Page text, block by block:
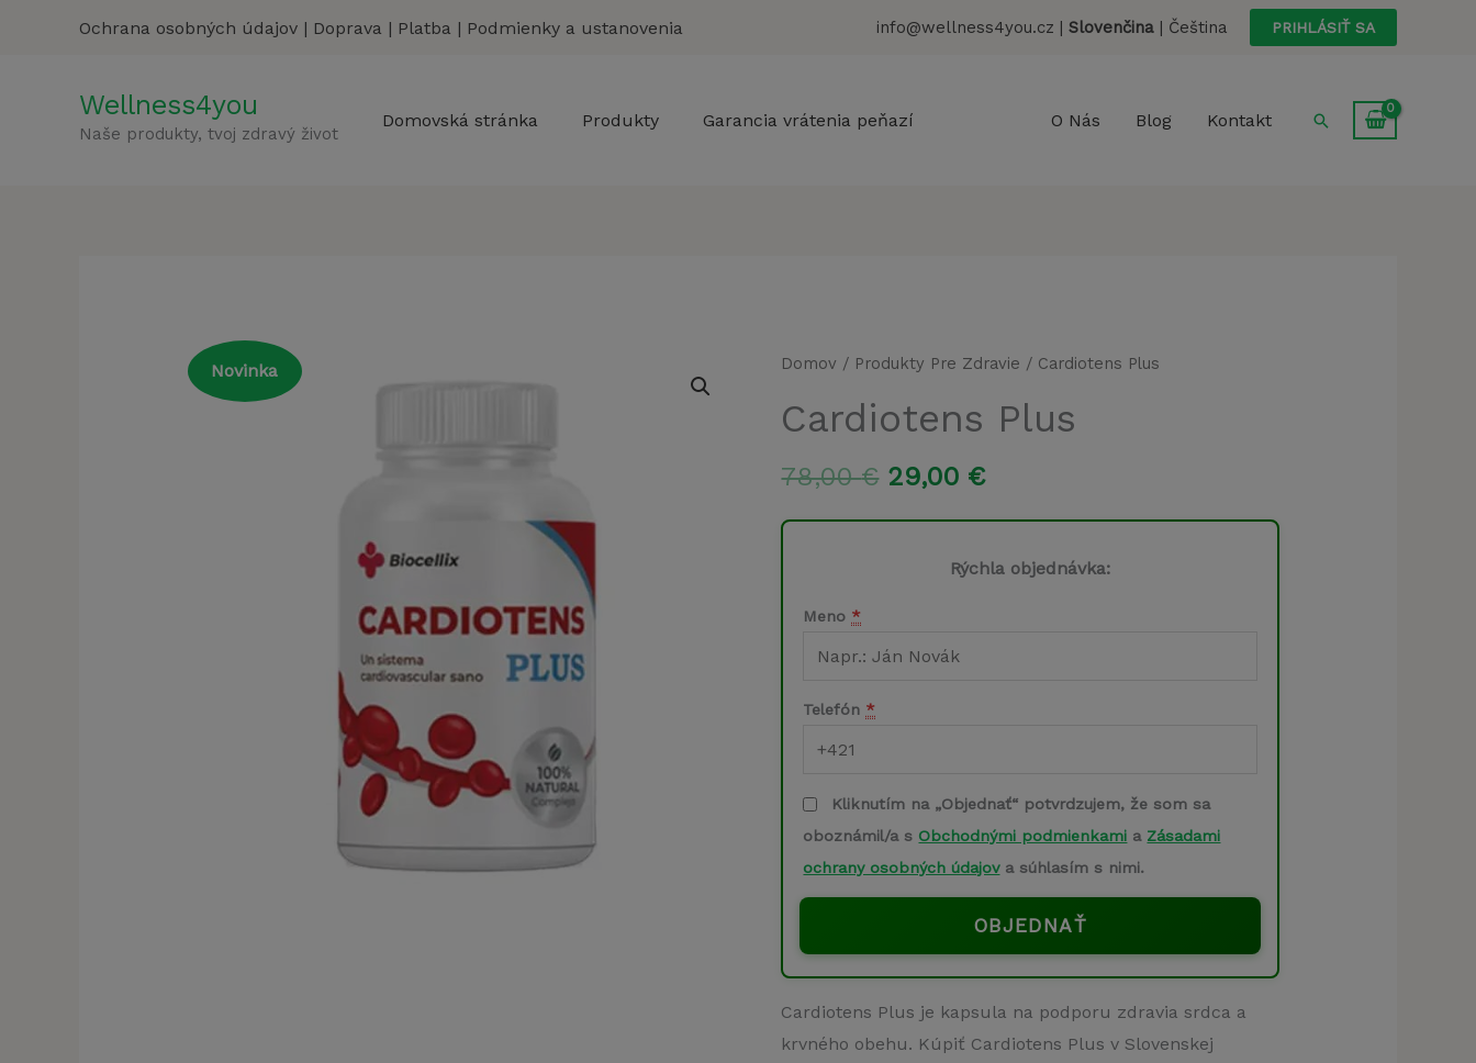
Ochrana osobných údajov | Doprava | Platba | Podmienky a ustanovenia info@wellness4you.cz | Slovenčina | Čeština PRIHLÁSIŤ SA
Wellness4you
Naše produkty, tvoj zdravý život
Domovská stránka Produkty Garancia vrátenia peňazí O Nás Blog Kontakt Hľadať
Novinka Domov / Produkty Pre Zdravie / Cardiotens Plus
Cardiotens Plus
78,00€ Pôvodná
cena
29,00 €Aktuálna
cena
je:
Rýchla objednávka:
Meno *
Telefón *
Kliknutím na „Objednať“ potvrdzujem, že som sa
oboznámil/a s Obchodnými podmienkami a Zásadami
ochrany osobných údajova súhlasím s nimi.
OBJEDNAŤ
Cardiotens Plus je kapsula na podporu zdravia srdca a
krvného obehu. Kúpiť Cardiotens Plus v Slovenskej
bola:
je:
Plus